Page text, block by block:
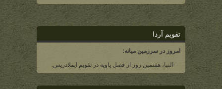
تقویم آردا
امروز در سرزمین میانه:
-النیا، هفتمین روز از فصل یاویه در تقویم ایملادریس.